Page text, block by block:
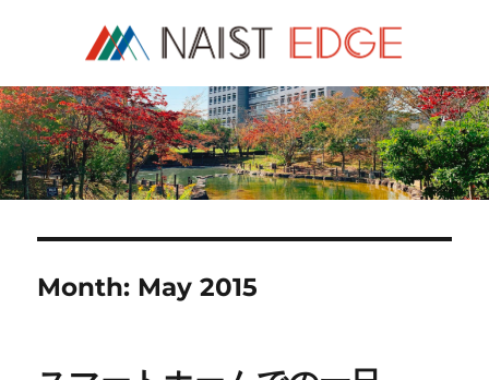
NAIST Edge
Month: May 2015